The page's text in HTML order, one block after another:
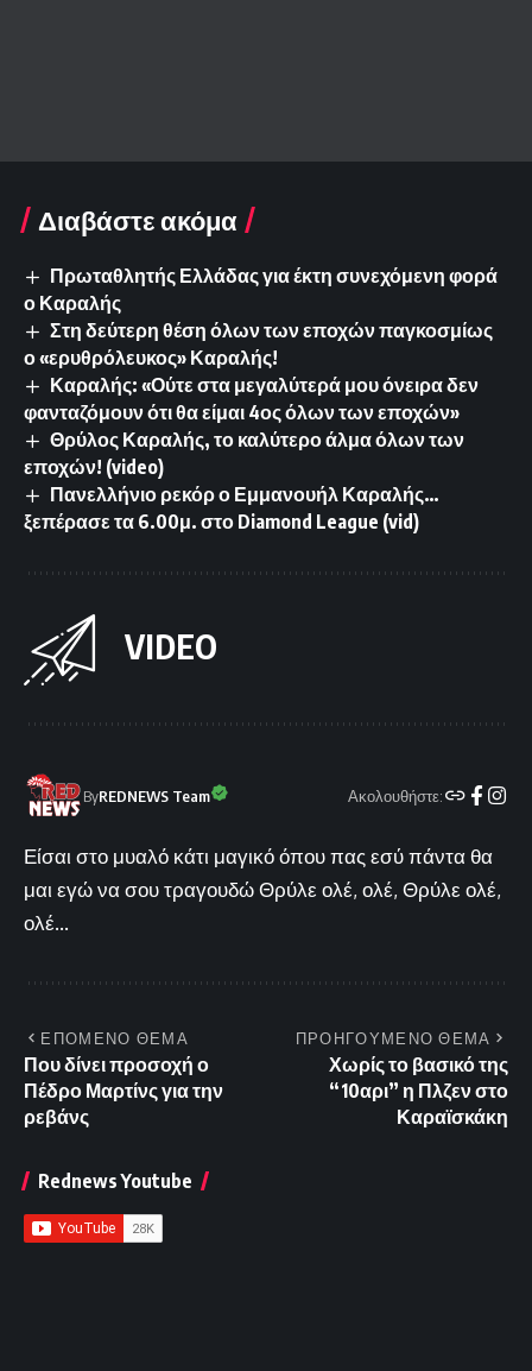
Διαβάστε ακόμα
Πρωταθλητής Ελλάδας για έκτη συνεχόμενη φορά
ο Καραλής
Στη δεύτερη θέση όλων των εποχών παγκοσμίως
ο «ερυθρόλευκος» Καραλής!
Καραλής: «Ούτε στα μεγαλύτερά μου όνειρα δεν
φανταζόμουν ότι θα είμαι 4ος όλων των εποχών»
Θρύλος Καραλής, το καλύτερο άλμα όλων των
εποχών! (video)
Πανελλήνιο ρεκόρ ο Εμμανουήλ Καραλής…
ξεπέρασε τα 6.00μ. στο Diamond League (vid)
VIDEO
ByREDNEWS Team Ακολουθήστε:
Είσαι στο μυαλό κάτι μαγικό όπου πας εσύ πάντα θα
μαι εγώ να σου τραγουδώ Θρύλε ολέ, ολέ, Θρύλε ολέ,
ολέ...
ΕΠΟΜΕΝΟ ΘΕΜΑ
Που δίνει προσοχή ο
Πέδρο Μαρτίνς για την
ρεβάνς
ΠΡΟΗΓΟΥΜΕΝΟ ΘΕΜΑ
Χωρίς το βασικό της
“10αρι” η Πλζεν στο
Καραϊσκάκη
Rednews Youtube